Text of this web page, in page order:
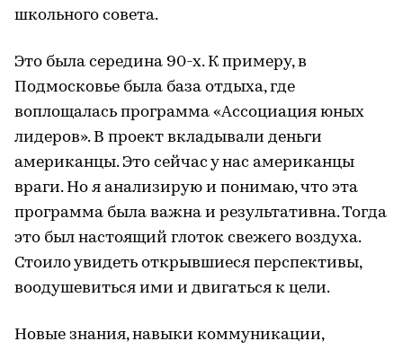
школьного совета.
Это была середина 90-х. К примеру, в
Подмосковье была база отдыха, где
воплощалась программа «Ассоциация юных
лидеров». В проект вкладывали деньги
американцы. Это сейчас у нас американцы
враги. Но я анализирую и понимаю, что эта
программа была важна и результативна. Тогда
это был настоящий глоток свежего воздуха.
Стоило увидеть открывшиеся перспективы,
воодушевиться ими и двигаться к цели.
Новые знания, навыки коммуникации,